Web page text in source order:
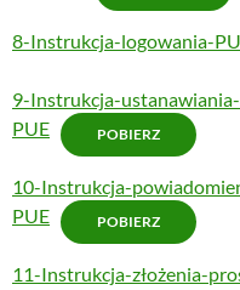
8-Instrukcja-logowania-
9-Instrukcja-
PUE
POBIERZ
10-Instrukcja-
PUE
POBIERZ
11-Instrukcja-złożenia-